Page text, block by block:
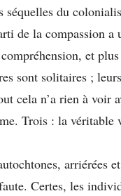
séquelles du
de la compassion a
et
sont solitaires ;
cela n’a rien à voir
Trois : la véritable
arriérées
Certes, les